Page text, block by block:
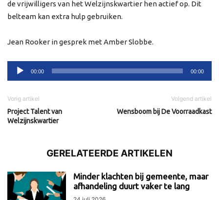
de vrijwilligers van het Welzijnskwartier hen actief op. Dit
belteam kan extra hulp gebruiken.
Jean Rooker in gesprek met Amber Slobbe.
Audiospeler
00:00 00:00
Vorig artikel
Project Talent van
Welzijnskwartier
Volgend artikel
Wensboom bij De Voorraadkast
GERELATEERDE ARTIKELEN
Minder klachten bij gemeente, maar
afhandeling duurt vaker te lang